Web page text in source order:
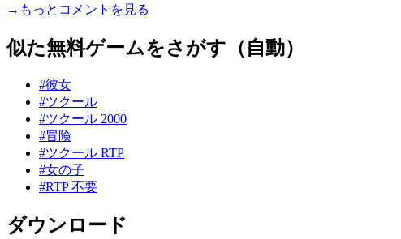
→もっとコメントを見る
似た無料ゲームをさがす（自動）
#彼女
#ツクール
#ツクール 2000
#冒険
#ツクール RTP
#女の子
#RTP 不要
ダウンロード